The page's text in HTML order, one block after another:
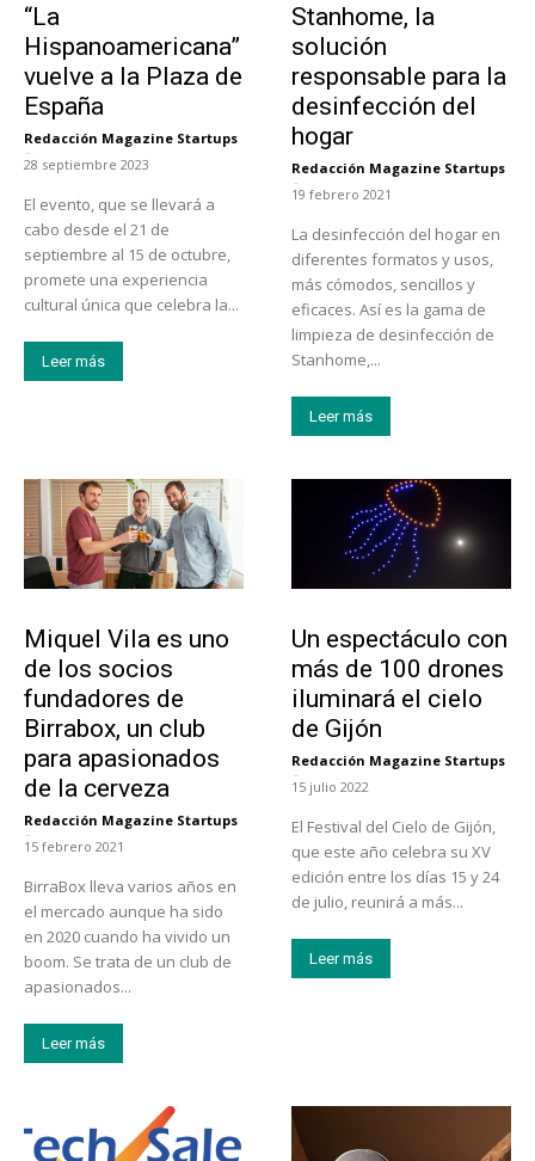
“La
Hispanoamericana”
vuelve a la Plaza de
España
Redacción Magazine Startups
-
28 septiembre 2023
El evento, que se llevará a
cabo desde el 21 de
septiembre al 15 de octubre,
promete una experiencia
cultural única que celebra la...
Leer más
Stanhome, la
solución
responsable para la
desinfección del
hogar
Redacción Magazine Startups
-
19 febrero 2021
La desinfección del hogar en
diferentes formatos y usos,
más cómodos, sencillos y
eficaces. Así es la gama de
limpieza de desinfección de
Stanhome,...
Leer más
Miquel Vila es uno
de los socios
fundadores de
Birrabox, un club
para apasionados
de la cerveza
Redacción Magazine Startups
-
15 febrero 2021
BirraBox lleva varios años en
el mercado aunque ha sido
en 2020 cuando ha vivido un
boom. Se trata de un club de
apasionados...
Leer más
Un espectáculo con
más de 100 drones
iluminará el cielo
de Gijón
Redacción Magazine Startups
-
15 julio 2022
El Festival del Cielo de Gijón,
que este año celebra su XV
edición entre los días 15 y 24
de julio, reunirá a más...
Leer más